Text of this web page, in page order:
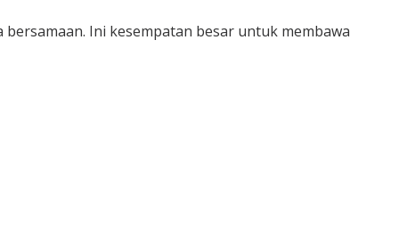
Ini kesempatan besar untuk membawa